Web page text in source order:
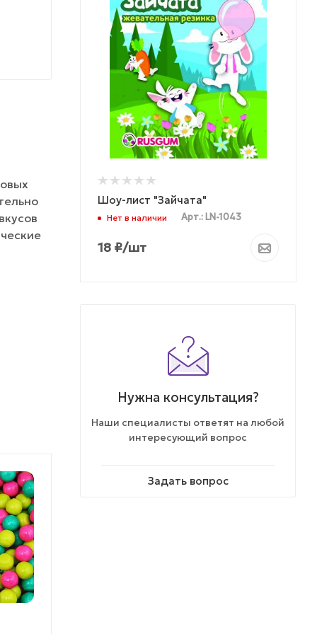
Шоу-лист "Зайчата"
Нет в наличии Арт.: LN-1043
18 ₽/шт
Нужна консультация?
Наши специалисты ответят на любой
интересующий вопрос
Задать вопрос